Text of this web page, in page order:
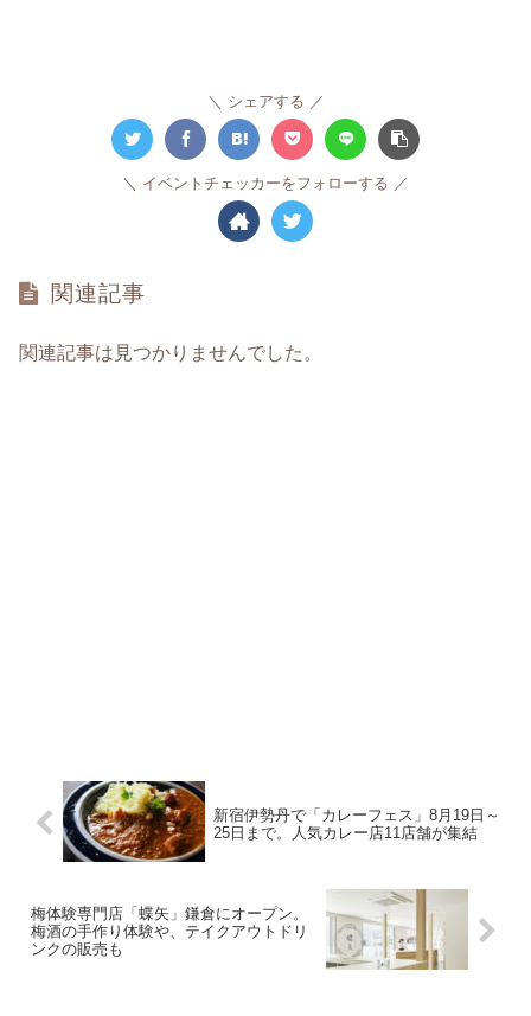
シェアする
イベントチェッカーをフォローする
関連記事
関連記事は見つかりませんでした。
新宿伊勢丹で「カレーフェス」8月19日～
25日まで。人気カレー店11店舗が集結
梅体験専門店「蝶矢」鎌倉にオープン。
梅酒の手作り体験や、テイクアウトドリ
ンクの販売も